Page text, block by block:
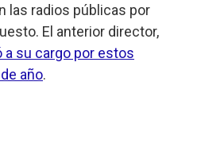
las radios públicas por
El anterior director,
a su cargo por estos
año.